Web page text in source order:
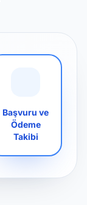
Başvuru ve
Ödeme
Takibi